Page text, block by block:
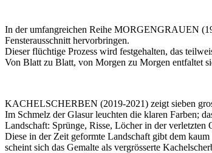
In der umfangreichen Reihe MORGENGRAUEN
Fensterausschnitt hervorbringen.
Dieser flüchtige Prozess wird festgehalten, das
Von Blatt zu Blatt, von Morgen zu Morgen entfaltet
KACHELSCHERBEN (2019-2021) zeigt sieben
Im Schmelz der Glasur leuchten die klaren Farben;
Landschaft: Sprünge, Risse, Löcher in der verletzten
Diese in der Zeit geformte Landschaft gibt dem
scheint sich das Gemalte als vergrösserte